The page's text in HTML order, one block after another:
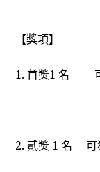
【獎項】
1. 首獎1 名 可
2. 貳獎 1 名 可